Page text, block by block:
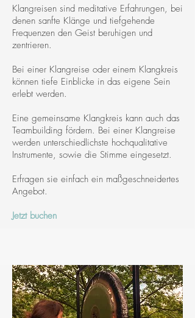
Klangreisen sind meditative Erfahrungen, bei
denen sanfte Klänge und tiefgehende
Frequenzen den Geist beruhigen und
zentrieren.
Bei einer Klangreise oder einem Klangkreis
können tiefe Einblicke in das eigene Sein
erlebt werden.
Eine gemeinsame Klangkreis kann auch das
Teambuilding fördern. Bei einer Klangreise
werden unterschiedlichste hochqualitative
Instrumente, sowie die Stimme eingesetzt.
Erfragen sie einfach ein maßgeschneidertes
Angebot.
Jetzt buchen